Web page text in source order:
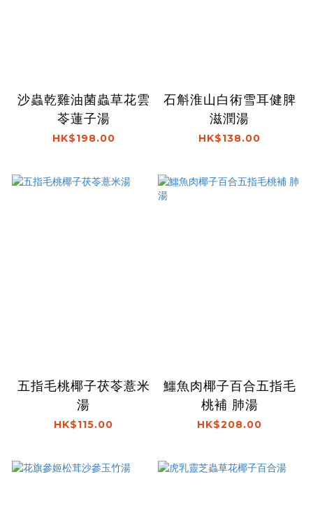
沙蟲乾雞油菌蟲草花雲
苓蓮子湯
HK$198.00
石斛淮山白術雪耳健脾
滋潤湯
HK$138.00
五指毛桃椰子茯苓薏米
湯
HK$115.00
鱷魚肉椰子百合五指毛
桃補 肺湯
HK$208.00